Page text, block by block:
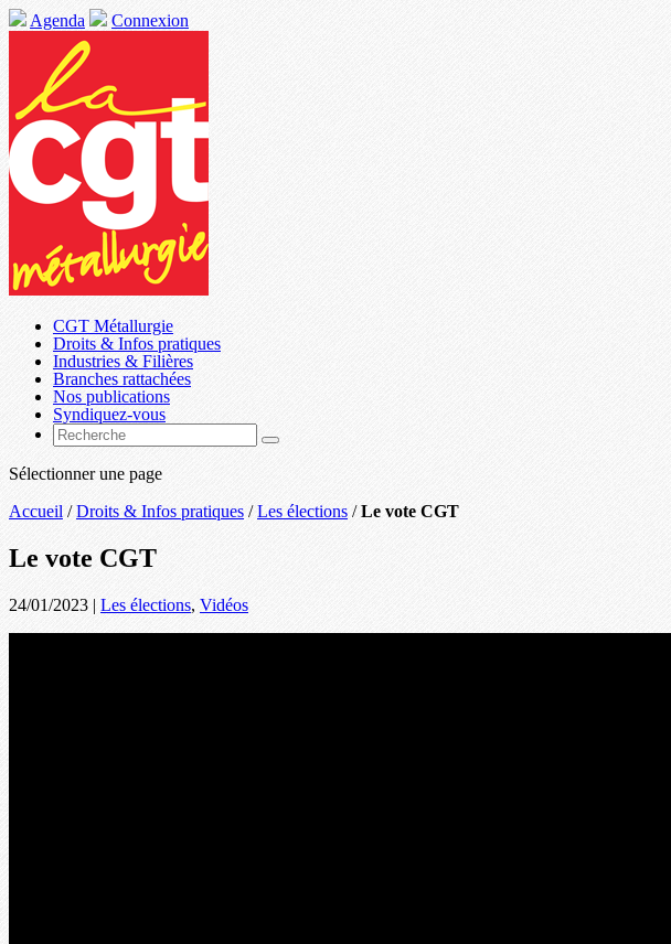
Agenda Connexion
CGT Métallurgie
Droits & Infos pratiques
Industries & Filières
Branches rattachées
Nos publications
Syndiquez-vous
Sélectionner une page
Accueil /Droits & Infos pratiques /Les élections /Le vote CGT
Le vote CGT
24/01/2023 | Les élections, Vidéos